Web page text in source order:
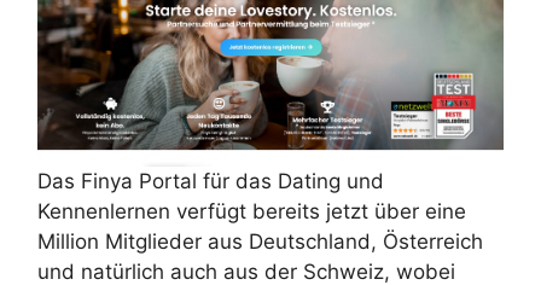
Das Finya Portal für das Dating und
Kennenlernen verfügt bereits jetzt über eine
Million Mitglieder aus Deutschland, Österreich
und natürlich auch aus der Schweiz, wobei